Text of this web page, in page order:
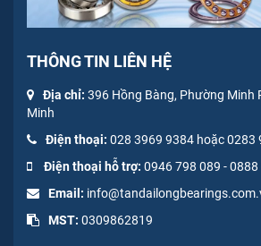
THÔNG TIN LIÊN HỆ
Địa chỉ: 396 Hồng Bàng, Phường Minh
Minh
Điện thoại: 028 3969 9384 hoặc 0283
Điện thoại hỗ trợ: 0946 798 089 -0888
Email:
MST: 0309862819